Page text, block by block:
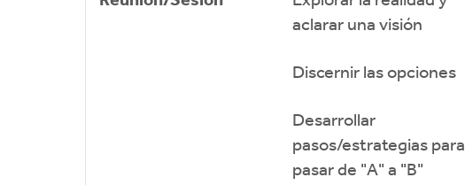
aclarar una visión
Discernir las opciones
Desarrollar
pasos/estrategias para
pasar de "A" a "B"